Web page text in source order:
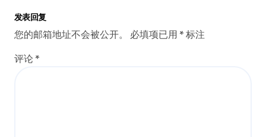
发表回复
您的邮箱地址不会被公开。 必填项已用 * 标注
评论 *